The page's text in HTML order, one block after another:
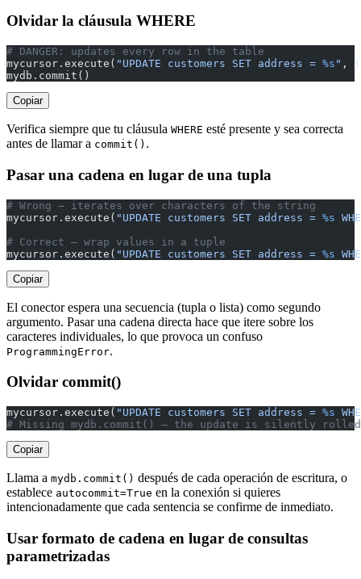
Olvidar la cláusula WHERE
# DANGER: updates every row in the table
mycursor.execute( "UPDATE customers SET address = %s " , (
mydb.commit()
Copiar
Verifica siempre que tu cláusula WHERE esté presente y sea correcta
antes de llamar a commit() .
Pasar una cadena en lugar de una tupla
# Wrong — iterates over characters of the string
mycursor.execute( "UPDATE customers SET address = %s
# Correct — wrap values in a tuple
mycursor.execute( "UPDATE customers SET address = %s
Copiar
El conector espera una secuencia (tupla o lista) como segundo
argumento. Pasar una cadena directa hace que itere sobre los
caracteres individuales, lo que provoca un confuso
ProgrammingError.
Olvidar commit()
mycursor.execute( "UPDATE customers SET address = %s
# Missing mydb.commit() — the update is silently rolled
Copiar
Llama a mydb.commit() después de cada operación de escritura, o
establece autocommit=True en la conexión si quieres
intencionadamente que cada sentencia se confirme de inmediato.
Usar formato de cadena en lugar de consultas
parametrizadas